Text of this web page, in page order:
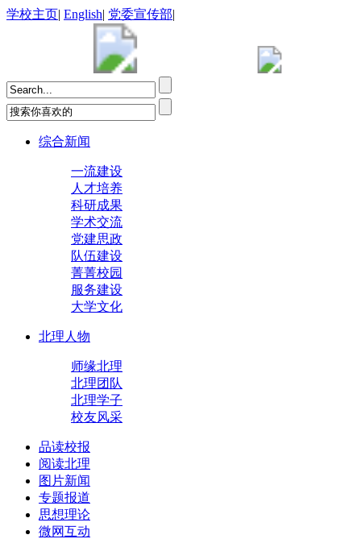
学校主页| English| 党委宣传部|
综合新闻
一流建设
人才培养
科研成果
学术交流
党建思政
队伍建设
菁菁校园
服务建设
大学文化
北理人物
师缘北理
北理团队
北理学子
校友风采
品读校报
阅读北理
图片新闻
专题报道
思想理论
微网互动